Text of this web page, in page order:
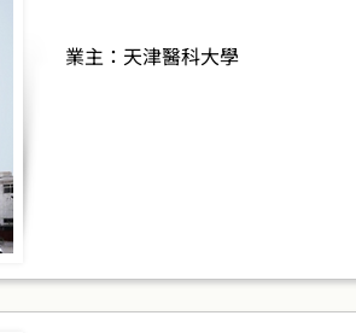
業主：天津醫科大學